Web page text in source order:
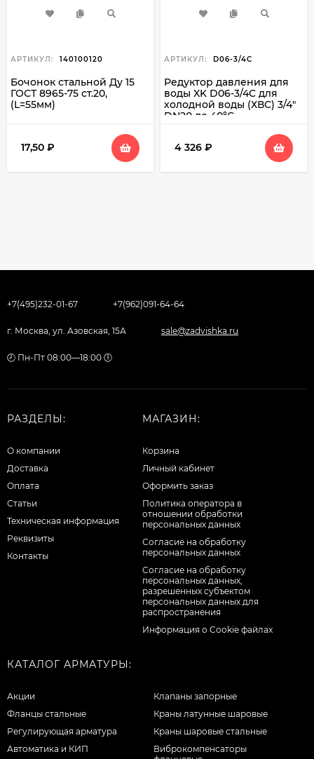
АРТИКУЛ: 140100120
Бочонок стальной Ду 15
ГОСТ 8965-75 ст.20,
(L=55мм)
17,50 ₽
АРТИКУЛ: D06-3/4C
Редуктор давления для
воды XK D06-3/4C для
холодной воды (ХВС) 3/4"
DN20 до 40°C
4 326 ₽
+7(495)232-01-67 +7(962)091-64-64
г. Москва, ул. Азовская, 15А sale@zadvishka.ru
🕗 Пн-Пт 08:00—18:00 🕕
РАЗДЕЛЫ:
О компании
Доставка
Оплата
Статьи
Техническая информация
Реквизиты
Контакты
МАГАЗИН:
Корзина
Личный кабинет
Оформить заказ
Политика оператора в
отношении обработки
персональных данных
Согласие на обработку
персональных данных
Cогласие на обработку
персональных данных,
разрешенных субъектом
персональных данных для
распространения
Информация о Cookie файлах
КАТАЛОГ АРМАТУРЫ:
Акции
Фланцы стальные
Регулирующая арматура
Автоматика и КИП
Клапаны запорные
Краны латунные шаровые
Краны шаровые стальные
Виброкомпенсаторы